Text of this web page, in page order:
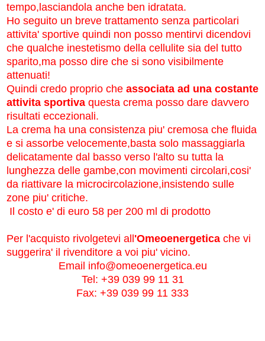
tempo,lasciandola anche ben idratata.
Ho seguito un breve trattamento senza particolari
attivita' sportive quindi non posso mentirvi dicendovi
che qualche inestetismo della cellulite sia del tutto
sparito,ma posso dire che si sono visibilmente
attenuati!
Quindi credo proprio che associata ad una costante
attivita sportiva questa crema posso dare davvero
risultati eccezionali.
La crema ha una consistenza piu' cremosa che fluida
e si assorbe velocemente,basta solo massaggiarla
delicatamente dal basso verso l'alto su tutta la
lunghezza delle gambe,con movimenti circolari,cosi'
da riattivare la microcircolazione,insistendo sulle
zone piu' critiche.
Il costo e' di euro 58 per 200 ml di prodotto
Per l'acquisto rivolgetevi all'Omeoenergetica che vi
suggerira' il rivenditore a voi piu' vicino.
Email info@omeoenergetica.eu
Tel: +39 039 99 11 31
Fax: +39 039 99 11 333